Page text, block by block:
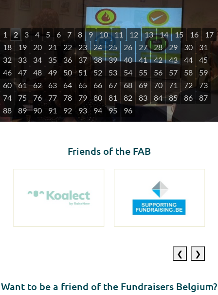
1 2 3 4 5 6 7 8 9 10 11 12 13 14 15 16
17
18
19 20 21 22 23 24 25 26 27 28 29 30
31
32
33 34 35 36 37 38 39 40 41 42 43 44
45
46
47 48 49 50 51 52 53 54 55 56 57 58
59
60
61 62 63 64 65 66 67 68 69 70 71 72
73
74
75 76 77 78 79 80 81 82 83 84 85 86
87
88
89 90 91 92 93 94 95 96
Friends of the FAB
Want to be a friend of the Fundraisers Belgium?